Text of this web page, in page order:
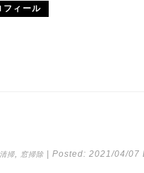
フィール
掃, 窓掃除 | Posted: 2021/04/07